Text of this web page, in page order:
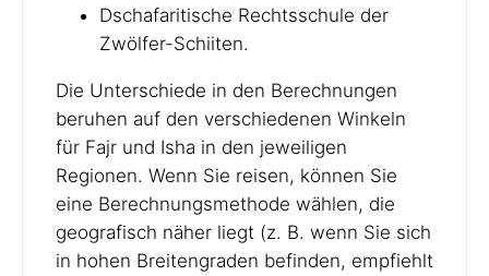
Dschafaritische Rechtsschule der
Zwölfer-Schiiten.
Die Unterschiede in den Berechnungen
beruhen auf den verschiedenen Winkeln
für Fajr und Isha in den jeweiligen
Regionen. Wenn Sie reisen, können Sie
eine Berechnungsmethode wählen, die
geografisch näher liegt (z. B. wenn Sie sich
in hohen Breitengraden befinden, empfiehlt